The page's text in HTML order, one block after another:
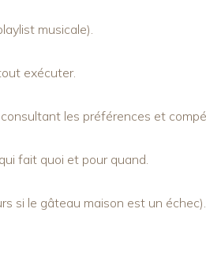
musicale).
exécuter.
les préférences et
fait quoi et pour quand.
si le gâteau maison est un échec).